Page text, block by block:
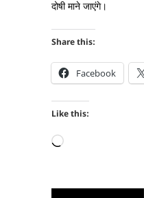
दोषी माने जाएंगे।
Share this:
Facebook
Like this:
Loading…